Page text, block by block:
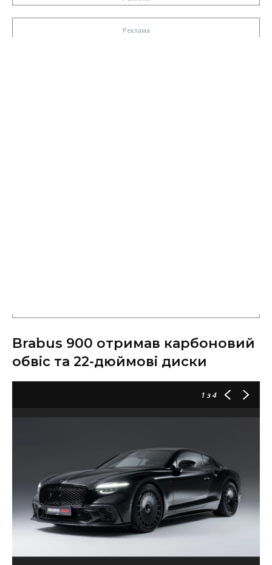
Brabus 900 отримав карбоновий
обвіс та 22-дюймові диски
1з 4